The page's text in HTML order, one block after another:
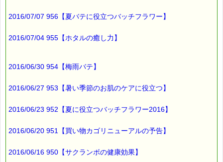
詳しくは下記サイトをご覧ください。
→http://www.pass-thyme.com/info/#coupon
∞∞∞∞∞∞∞∞∞∞∞∞∞∞∞∞∞∞∞∞∞∞∞∞∞∞∞∞∞∞∞∞∞
応募など）していただいたお客様だけにお届けする限定配信メー
ルです。
します！
このメールマガジンのバックナンバーはこちらです
→http://www.pass-thyme.com/special/mailmaga.asp
2016/07/07 956【夏バテに役立つバッチフラワー】
2016/07/04 955【ホタルの癒し力】
2016/06/30 954【梅雨バテ】
2016/06/27 953【暑い季節のお肌のケアに役立つ】
2016/06/23 952【夏に役立つバッチフラワー2016】
2016/06/20 951【買い物カゴリニューアルの予告】
2016/06/16 950【サクランボの健康効果】